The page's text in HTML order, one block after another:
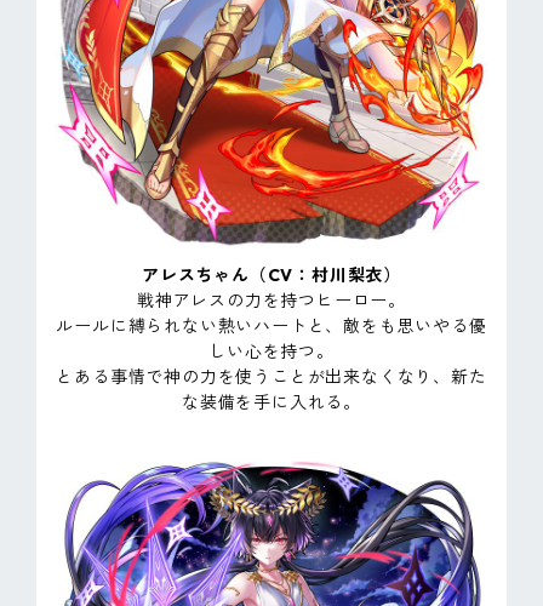
アレスちゃん（CV：村川梨衣）
戦神アレスの力を持つヒーロー。
ルールに縛られない熱いハートと、敵をも思いやる優
しい心を持つ。
とある事情で神の力を使うことが出来なくなり、新た
な装備を手に入れる。